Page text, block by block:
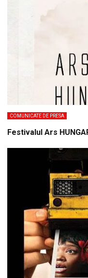
COMUNICATE DE PRESA
Festivalul Ars